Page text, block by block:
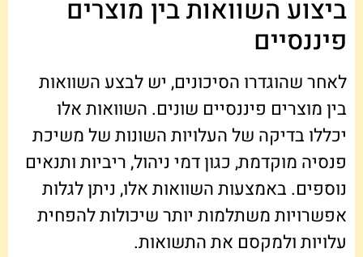
ביצוע השוואות בין מוצרים
פיננסיים
לאחר שהוגדרו הסיכונים, יש לבצע השוואות
בין מוצרים פיננסיים שונים. השוואות אלו
יכללו בדיקה של העלויות השונות של משיכת
פנסיה מוקדמת, כגון דמי ניהול, ריביות ותנאים
נוספים. באמצעות השוואות אלו, ניתן לגלות
אפשרויות משתלמות יותר שיכולות להפחית
עלויות ולמקסם את התשואות.